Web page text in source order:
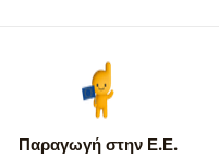
Παραγωγή στην Ε.Ε.